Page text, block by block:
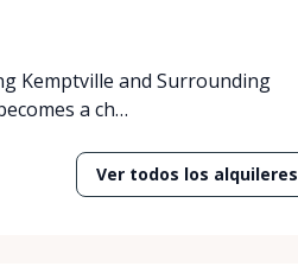
Kemptville and Surrounding
a ch…
Ver todos los alquileres